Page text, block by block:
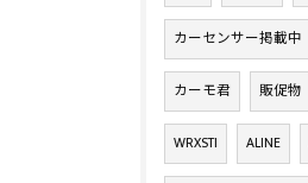
カーセンサー掲載中
カーモ君 販促物
WRXSTI ALINE